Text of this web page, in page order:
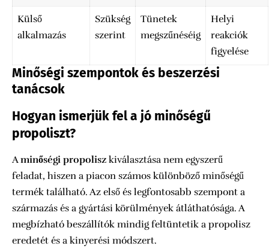
Külső
alkalmazás
Szükség
szerint
Tünetek
megszűnéséig
Helyi
reakciók
figyelése
Minőségi szempontok és beszerzési
tanácsok
Hogyan ismerjük fel a jó minőségű
propoliszt?
Aminőségi propolisz kiválasztása nem egyszerű
feladat, hiszen a piacon számos különböző minőségű
termék található. Az első és legfontosabb szempont a
származás és a gyártási körülmények átláthatósága. A
megbízható beszállítók mindig feltüntetik a propolisz
eredetét és a kinyerési módszert.